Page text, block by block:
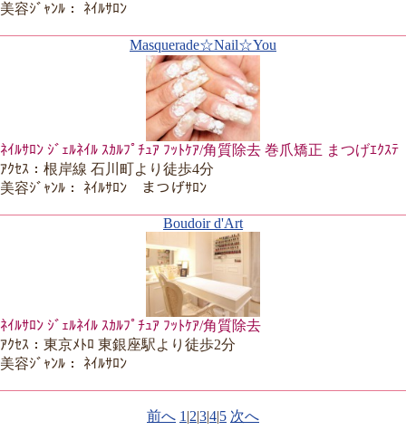
美容ｼﾞｬﾝﾙ： ﾈｲﾙｻﾛﾝ
Masquerade☆Nail☆You
ﾈｲﾙｻﾛﾝ ｼﾞｪﾙﾈｲﾙ ｽｶﾙﾌﾟﾁｭｱ ﾌｯﾄｹｱ/角質除去 巻爪矯正 まつげｴｸｽﾃ
ｱｸｾｽ：根岸線 石川町より徒歩4分
美容ｼﾞｬﾝﾙ： ﾈｲﾙｻﾛﾝ まつげｻﾛﾝ
Boudoir d'Art
ﾈｲﾙｻﾛﾝ ｼﾞｪﾙﾈｲﾙ ｽｶﾙﾌﾟﾁｭｱ ﾌｯﾄｹｱ/角質除去
ｱｸｾｽ：東京ﾒﾄﾛ 東銀座駅より徒歩2分
美容ｼﾞｬﾝﾙ： ﾈｲﾙｻﾛﾝ
前へ 1 |2|3|4|5 次へ